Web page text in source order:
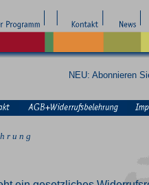
NEU: Abonnieren
r u n g